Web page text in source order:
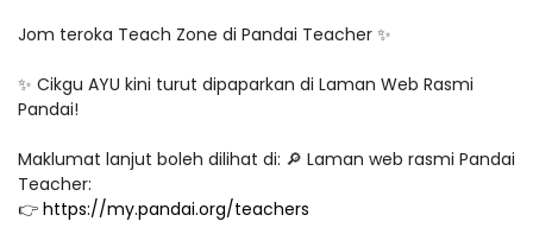
Jom teroka Teach Zone di Pandai Teacher ✨
✨ Cikgu AYU kini turut dipaparkan di Laman Web Rasmi
Pandai!
Maklumat lanjut boleh dilihat di: 🔎 Laman web rasmi Pandai
Teacher:
👉 https://my.pandai.org/teachers